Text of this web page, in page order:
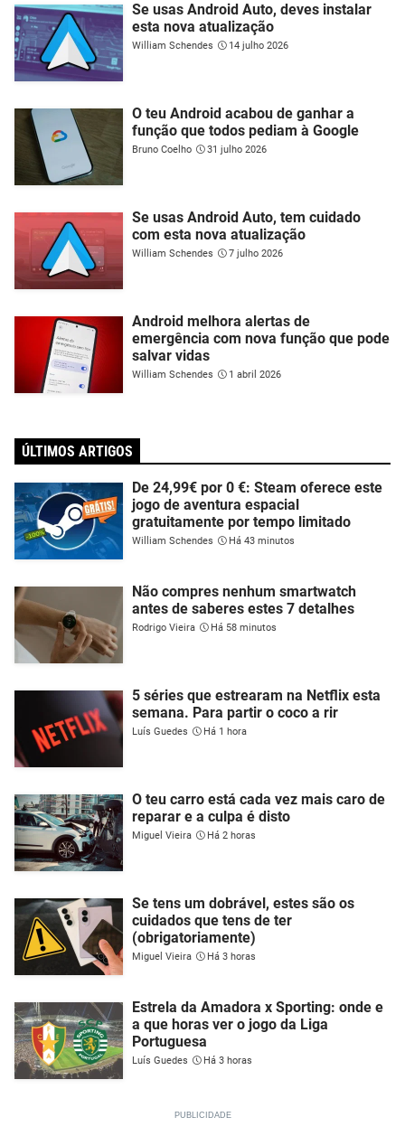
Se usas Android Auto, deves instalar
esta nova atualização
William Schendes 14 julho 2026
O teu Android acabou de ganhar a
função que todos pediam à Google
Bruno Coelho 31 julho 2026
Se usas Android Auto, tem cuidado
com esta nova atualização
William Schendes 7 julho 2026
Android melhora alertas de
emergência com nova função que pode
salvar vidas
William Schendes 1 abril 2026
ÚLTIMOS ARTIGOS
De 24,99€ por 0 €: Steam oferece este
jogo de aventura espacial
gratuitamente por tempo limitado
William Schendes Há 43 minutos
Não compres nenhum smartwatch
antes de saberes estes 7 detalhes
Rodrigo Vieira Há 58 minutos
5 séries que estrearam na Netflix esta
semana. Para partir o coco a rir
Luís Guedes Há 1 hora
O teu carro está cada vez mais caro de
reparar e a culpa é disto
Miguel Vieira Há 2 horas
Se tens um dobrável, estes são os
cuidados que tens de ter
(obrigatoriamente)
Miguel Vieira Há 3 horas
Estrela da Amadora x Sporting: onde e
a que horas ver o jogo da Liga
Portuguesa
Luís Guedes Há 3 horas